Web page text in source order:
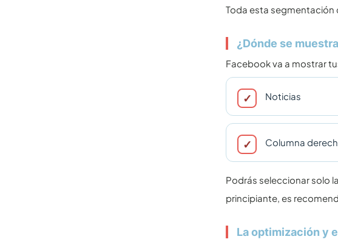
Toda esta segmentación
¿Dónde se
Facebook va a mostrar
Noticias
Columna
Podrás seleccionar solo
principiante, es
La optimización y